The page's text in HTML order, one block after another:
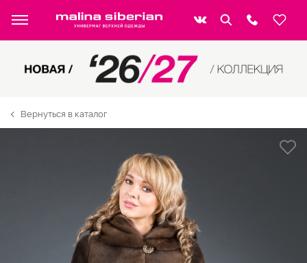
Вернуться в каталог